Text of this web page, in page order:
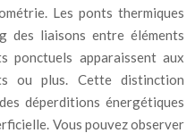
Les ponts thermiques
des liaisons entre éléments
ponctuels apparaissent aux
ou plus. Cette distinction
déperditions énergétiques
Vous pouvez observer